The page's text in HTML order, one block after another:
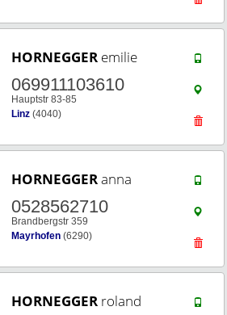
HORNEGGER emilie
069911103610
Hauptstr 83-85
Linz (4040)
HORNEGGERanna
0528562710
Brandbergstr 359
Mayrhofen (6290)
HORNEGGER roland